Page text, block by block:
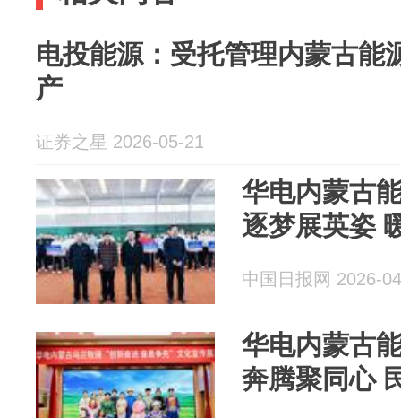
电投能源：受托管理内蒙古能
产
证券之星 2026-05-21
华电内蒙古
逐梦展英姿
中国日报网 2026-
华电内蒙古
奔腾聚同心